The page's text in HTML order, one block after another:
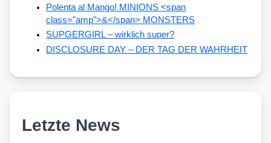
Polenta al Mango! MINIONS <span
class="amp">&</span> MONSTERS
SUPGERGIRL – wirklich super?
DISCLOSURE DAY – DER TAG DER WAHRHEIT
Letzte News